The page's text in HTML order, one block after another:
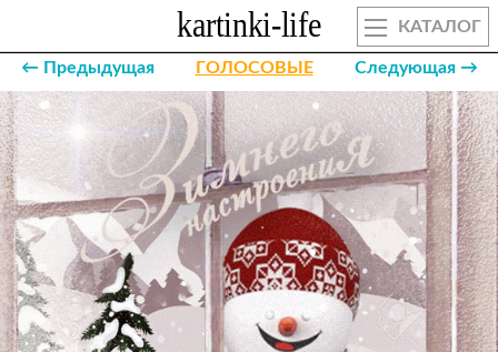
КАТАЛОГ
← Предыдущая ГОЛОСОВЫЕ Следующая →